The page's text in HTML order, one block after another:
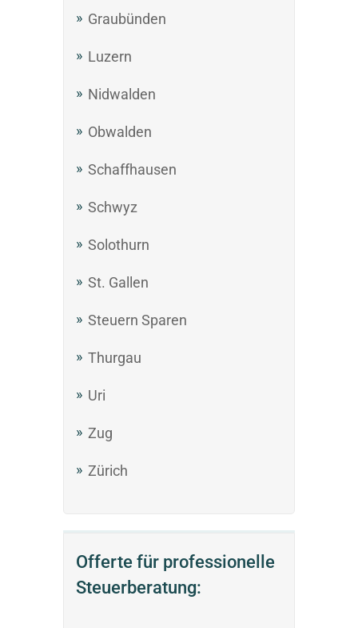
Graubünden
Luzern
Nidwalden
Obwalden
Schaffhausen
Schwyz
Solothurn
St. Gallen
Steuern Sparen
Thurgau
Uri
Zug
Zürich
Offerte für professionelle
Steuerberatung: